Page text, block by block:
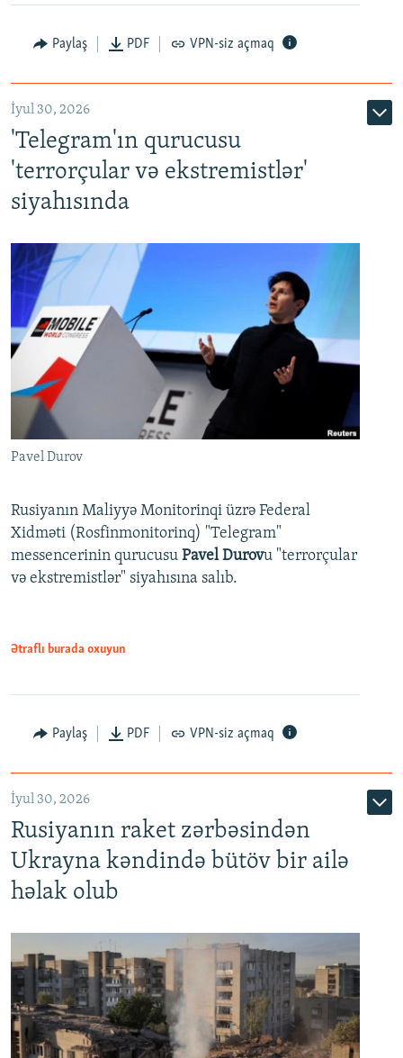
Paylaş PDF VPN-siz açmaq
İyul 30, 2026
'Telegram'ın qurucusu
'terrorçular və ekstremistlər'
siyahısında
Pavel Durov
Rusiyanın Maliyyə Monitorinqi üzrə Federal
Xidməti (Rosfinmonitorinq) "Telegram"
messencerinin qurucusu Pavel Durovu "terrorçular
və ekstremistlər" siyahısına salıb.
Ətraflı burada oxuyun
Paylaş PDF VPN-siz açmaq
İyul 30, 2026
Rusiyanın raket zərbəsindən
Ukrayna kəndində bütöv bir ailə
həlak olub